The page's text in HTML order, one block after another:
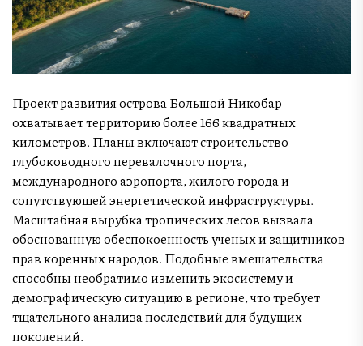
Проект развития острова Большой Никобар
охватывает территорию более 166 квадратных
километров. Планы включают строительство
глубоководного перевалочного порта,
международного аэропорта, жилого города и
сопутствующей энергетической инфраструктуры.
Масштабная вырубка тропических лесов вызвала
обоснованную обеспокоенность ученых и защитников
прав коренных народов. Подобные вмешательства
способны необратимо изменить экосистему и
демографическую ситуацию в регионе, что требует
тщательного анализа последствий для будущих
поколений.